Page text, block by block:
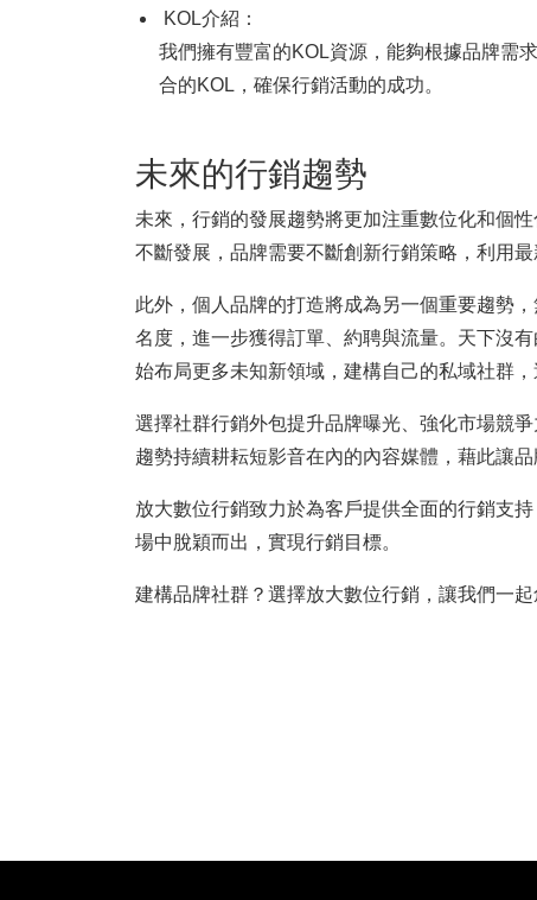
KOL介紹：
我們擁有豐富的KOL資源，能夠根據品牌需
合的KOL，確保行銷活動的成功。
未來的行銷趨勢
未來，行銷的發展趨勢將更加注重數位化和個
不斷發展，品牌需要不斷創新行銷策略，利用
此外，個人品牌的打造將成為另一個重要趨勢
名度，進一步獲得訂單、約聘與流量。天下沒
始布局更多未知新領域，建構自己的私域社群，
選擇社群行銷外包提升品牌曝光、強化市場競
趨勢持續耕耘短影音在內的內容媒體，藉此讓
放大數位行銷致力於為客戶提供全面的行銷支
場中脫穎而出，實現行銷目標。
建構品牌社群？選擇放大數位行銷，讓我們一起